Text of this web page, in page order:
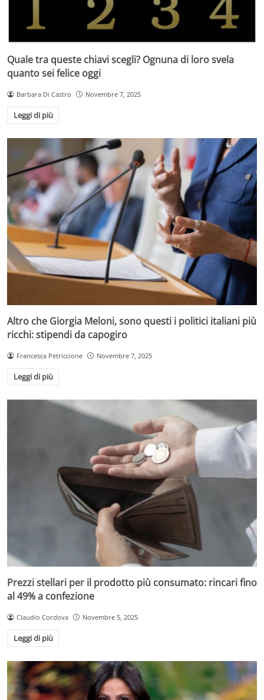
Quale tra queste chiavi scegli? Ognuna di loro svela
quanto sei felice oggi
Barbara Di Castro Novembre 7, 2025
Leggi di più
Altro che Giorgia Meloni, sono questi i politici italiani più
ricchi: stipendi da capogiro
Francesca Petriccione Novembre 7, 2025
Leggi di più
Prezzi stellari per il prodotto più consumato: rincari fino
al 49% a confezione
Claudio Cordova Novembre 5, 2025
Leggi di più